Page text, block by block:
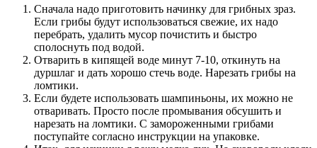
Сначала надо приготовить начинку для грибных зраз.
Если грибы будут использоваться свежие, их надо
перебрать, удалить мусор почистить и быстро
сполоснуть под водой.
Отварить в кипящей воде минут 7-10, откинуть на
дуршлаг и дать хорошо стечь воде. Нарезать грибы на
ломтики.
Если будете использовать шампиньоны, их можно не
отваривать. Просто после промывания обсушить и
нарезать на ломтики. С замороженными грибами
поступайте согласно инструкции на упаковке.